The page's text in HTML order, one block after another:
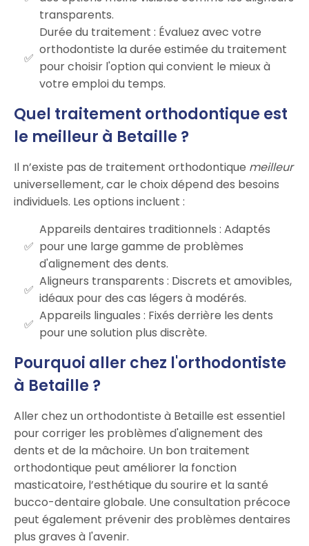
transparents.
Durée du traitement : Évaluez avec votre
orthodontiste la durée estimée du traitement
pour choisir l'option qui convient le mieux à
votre emploi du temps.
Quel traitement orthodontique est
le meilleur à Betaille ?
Il n’existe pas de traitement orthodontique meilleur
universellement, car le choix dépend des besoins
individuels. Les options incluent :
Appareils dentaires traditionnels : Adaptés
pour une large gamme de problèmes
d'alignement des dents.
Aligneurs transparents : Discrets et amovibles,
idéaux pour des cas légers à modérés.
Appareils linguales : Fixés derrière les dents
pour une solution plus discrète.
Pourquoi aller chez l'orthodontiste
à Betaille ?
Aller chez un orthodontiste à Betaille est essentiel
pour corriger les problèmes d'alignement des
dents et de la mâchoire. Un bon traitement
orthodontique peut améliorer la fonction
masticatoire, l’esthétique du sourire et la santé
bucco-dentaire globale. Une consultation précoce
peut également prévenir des problèmes dentaires
plus graves à l'avenir.